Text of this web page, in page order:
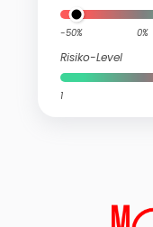
-50% 0%
Risiko-Level
1